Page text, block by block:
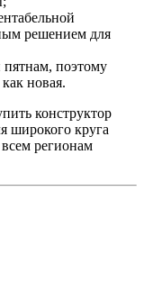
решением для
поэтому
новая.
конструктор
широкого круга
регионам